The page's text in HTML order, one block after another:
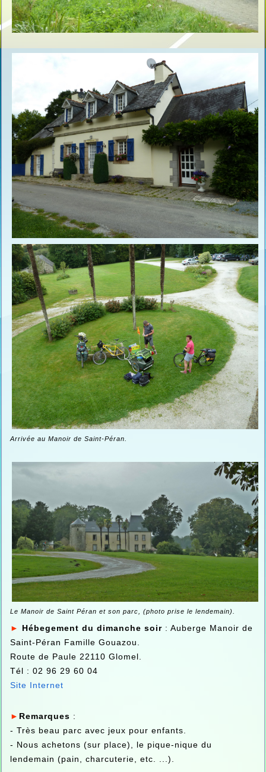
Arrivée au Manoir de Saint-Péran.
Le Manoir de Saint Péran et son parc, (photo prise le lendemain).
► Hébegement du dimanche soir: Auberge Manoir de
Saint-Péran Famille Gouazou.
Route de Paule 22110 Glomel.
Tél : 02 96 29 60 04
Site Internet
► Remarques :
- Très beau parc avec jeux pour enfants.
- Nous achetons (sur place), le pique-nique du
lendemain (pain, charcuterie, etc. ...).